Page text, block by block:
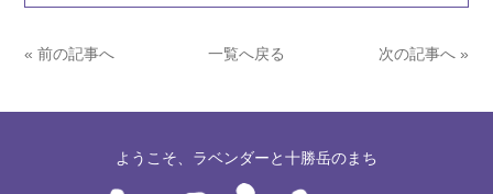
« 前の記事へ 一覧へ戻る 次の記事へ »
ようこそ、ラベンダーと十勝岳のまち